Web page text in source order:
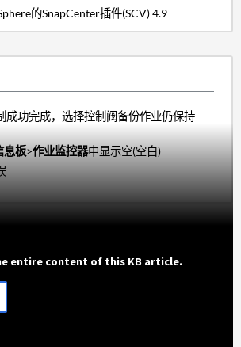
的SnapCenter插件(SCV) 4.9
成功完成，选择控制阀备份作业仍保持
息板>作业监控器中显示空(空白)
entire content of this KB article.